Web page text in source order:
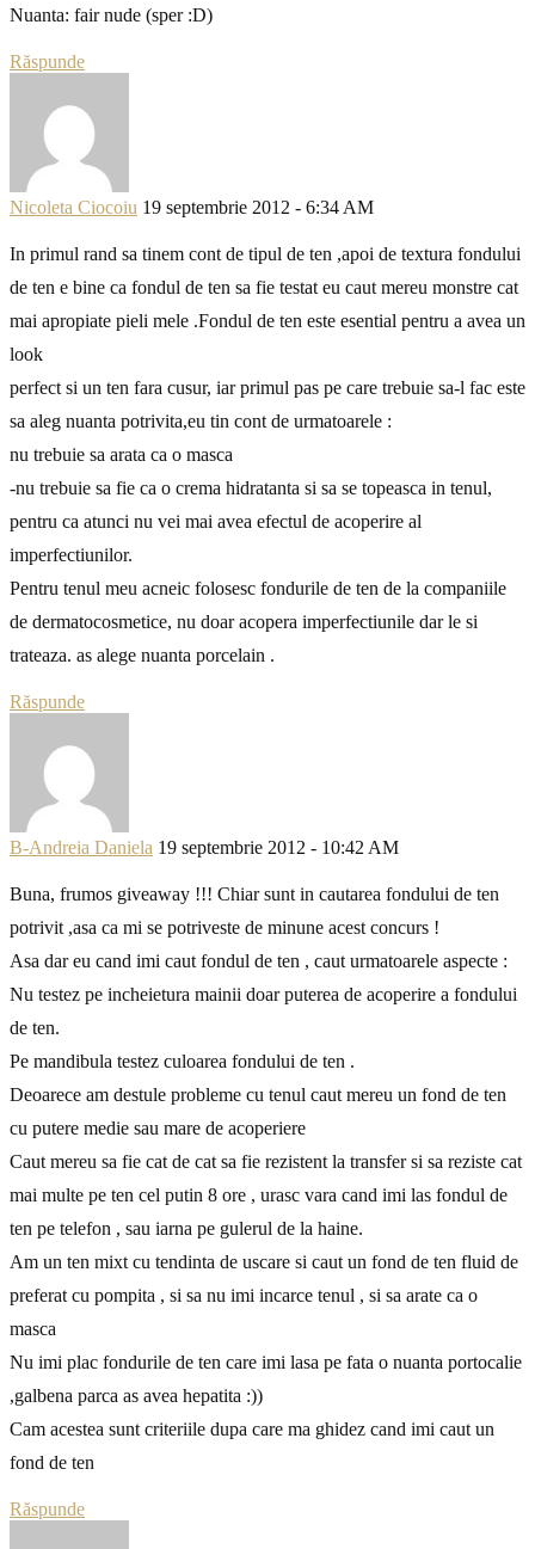
Nuanta: fair nude (sper :D)
Răspunde
Nicoleta Ciocoiu 19 septembrie 2012 - 6:34 AM
In primul rand sa tinem cont de tipul de ten ,apoi de textura fondului
de ten e bine ca fondul de ten sa fie testat eu caut mereu monstre cat
mai apropiate pieli mele .Fondul de ten este esential pentru a avea un
look
perfect si un ten fara cusur, iar primul pas pe care trebuie sa-l fac este
sa aleg nuanta potrivita,eu tin cont de urmatoarele :
nu trebuie sa arata ca o masca
-nu trebuie sa fie ca o crema hidratanta si sa se topeasca in tenul,
pentru ca atunci nu vei mai avea efectul de acoperire al
imperfectiunilor.
Pentru tenul meu acneic folosesc fondurile de ten de la companiile
de dermatocosmetice, nu doar acopera imperfectiunile dar le si
trateaza. as alege nuanta porcelain .
Răspunde
B-Andreia Daniela 19 septembrie 2012 - 10:42 AM
Buna, frumos giveaway !!! Chiar sunt in cautarea fondului de ten
potrivit ,asa ca mi se potriveste de minune acest concurs !
Asa dar eu cand imi caut fondul de ten , caut urmatoarele aspecte :
Nu testez pe incheietura mainii doar puterea de acoperire a fondului
de ten.
Pe mandibula testez culoarea fondului de ten .
Deoarece am destule probleme cu tenul caut mereu un fond de ten
cu putere medie sau mare de acoperiere
Caut mereu sa fie cat de cat sa fie rezistent la transfer si sa reziste cat
mai multe pe ten cel putin 8 ore , urasc vara cand imi las fondul de
ten pe telefon , sau iarna pe gulerul de la haine.
Am un ten mixt cu tendinta de uscare si caut un fond de ten fluid de
preferat cu pompita , si sa nu imi incarce tenul , si sa arate ca o
masca
Nu imi plac fondurile de ten care imi lasa pe fata o nuanta portocalie
,galbena parca as avea hepatita :))
Cam acestea sunt criteriile dupa care ma ghidez cand imi caut un
fond de ten
Răspunde